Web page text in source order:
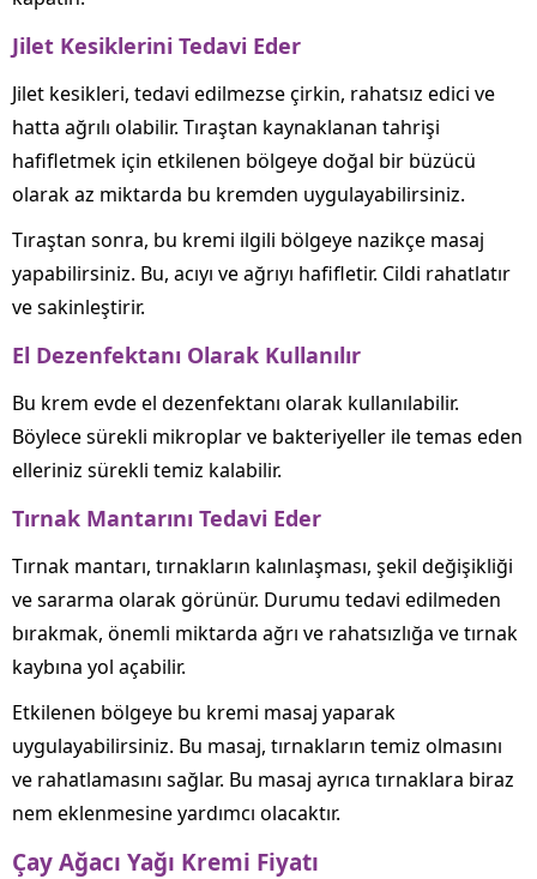
Jilet Kesiklerini Tedavi Eder
Jilet kesikleri, tedavi edilmezse çirkin, rahatsız edici ve
hatta ağrılı olabilir. Tıraştan kaynaklanan tahrişi
hafifletmek için etkilenen bölgeye doğal bir büzücü
olarak az miktarda bu kremden uygulayabilirsiniz.
Tıraştan sonra, bu kremi ilgili bölgeye nazikçe masaj
yapabilirsiniz. Bu, acıyı ve ağrıyı hafifletir. Cildi rahatlatır
ve sakinleştirir.
El Dezenfektanı Olarak Kullanılır
Bu krem evde el dezenfektanı olarak kullanılabilir.
Böylece sürekli mikroplar ve bakteriyeller ile temas eden
elleriniz sürekli temiz kalabilir.
Tırnak Mantarını Tedavi Eder
Tırnak mantarı, tırnakların kalınlaşması, şekil değişikliği
ve sararma olarak görünür. Durumu tedavi edilmeden
bırakmak, önemli miktarda ağrı ve rahatsızlığa ve tırnak
kaybına yol açabilir.
Etkilenen bölgeye bu kremi masaj yaparak
uygulayabilirsiniz. Bu masaj, tırnakların temiz olmasını
ve rahatlamasını sağlar. Bu masaj ayrıca tırnaklara biraz
nem eklenmesine yardımcı olacaktır.
Çay Ağacı Yağı Kremi Fiyatı